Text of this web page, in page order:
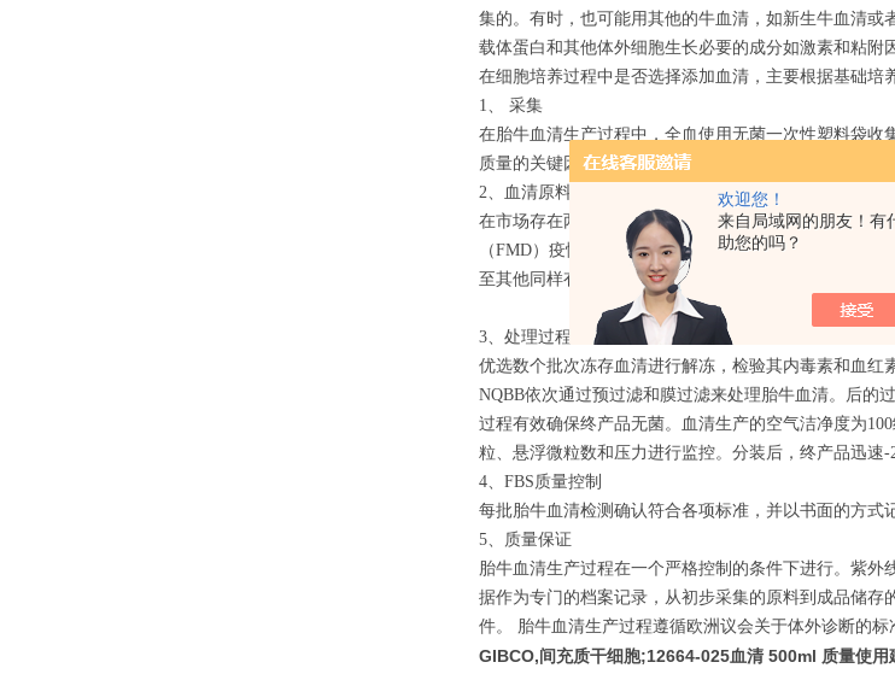
欢迎您！
来自局域网的朋友！有
助您的吗？
集的。有时，也可能用其他的牛血清，如新生牛血清
载体蛋白和其他体外细胞生长必要的成分如激素和粘附
在细胞培养过程中是否选择添加血清，主要根据基础培
1、 采集
在胎牛血清生产过程中，全血使用无菌一次性塑料袋
质量的关键因素。只有初始原料符合我们的规范时才能
2、血清原料
在市场存在两个胎牛血清标准:美国农业部标准（
（FMD）疫情的国家，才可自由进口到任何国家，用
至其他同样有严格进口条款的国家，进行合作交流。
3、处理过程
优选数个批次冻存血清进行解冻，检验其内毒素和血红
NQBB依次通过预过滤和膜过滤来处理胎牛血清。后的
过程有效确保终产品无菌。血清生产的空气洁净度为
粒、悬浮微粒数和压力进行监控。分装后，终产品迅速
4、FBS质量控制
每批胎牛血清检测确认符合各项标准，并以书面的方式
5、质量保证
胎牛血清生产过程在一个严格控制的条件下进行。紫
据作为专门的档案记录，从初步采集的原料到成品储
件。 胎牛血清生产过程遵循欧洲议会关于体外诊断的标
GIBCO,间充质干细胞;12664-025血清 500ml 质量使用